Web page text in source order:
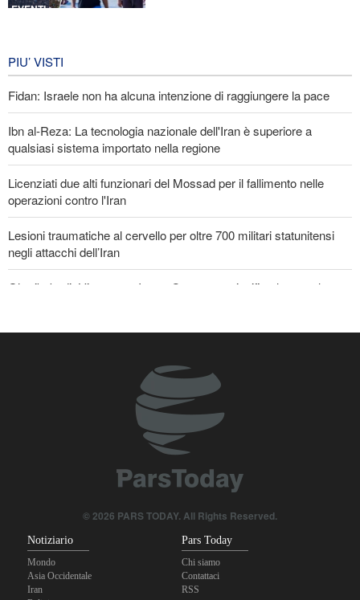
EVENTI
EVENTI
PIU’ VISTI
Fidan: Israele non ha alcuna intenzione di raggiungere la pace
Ibn al-Reza: La tecnologia nazionale dell'Iran è superiore a
qualsiasi sistema importato nella regione
Licenziati due alti funzionari del Mossad per il fallimento nelle
operazioni contro l'Iran
Lesioni traumatiche al cervello per oltre 700 militari statunitensi
negli attacchi dell’Iran
Gharibabadi: L'intesa tra Iran e Oman non significa la completa
Se non avessimo sacrificato i giapponesi, il futuro del mondo
sarebbe stato pieno di guerre! Immagini selezionate
nell'anniversario del massacro atomico di Hiroshima
© 2026 PARS TODAY. All Rights Reserved.
Notiziario
Mondo
Asia Occidentale
Iran
Pars Today
Chi siamo
Contattaci
RSS